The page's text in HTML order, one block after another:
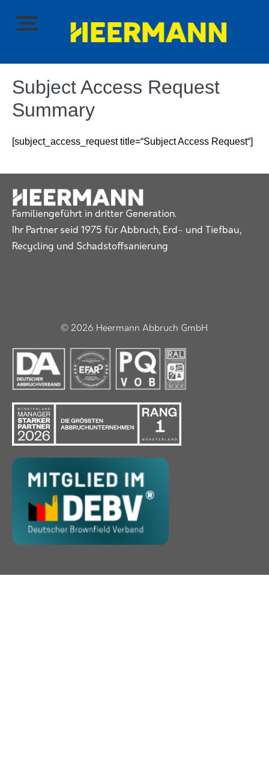
Subject Access Request
Summary
[subject_access_request title=“Subject Access Request“]
Familiengeführt in dritter Generation.
Ihr Partner seid 1975 für Abbruch, Erd- und Tiefbau,
Recycling und Schadstoffsanierung
© 2026 Heermann Abbruch GmbH